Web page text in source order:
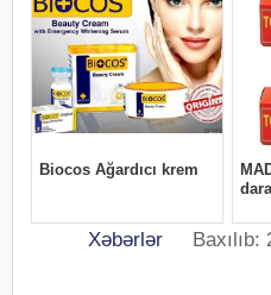
Xəbərlər Baxılıb: